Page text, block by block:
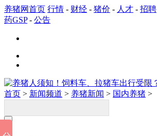
养猪网首页 行情 - 财经 - 猪价 - 人才 - 招聘
药GSP- 公告
首页 > 新闻频道 > 养猪新闻 > 国内养猪 >